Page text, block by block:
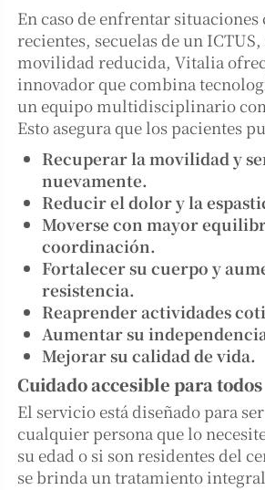
En caso de enfrentar
recientes, secuelas de un
movilidad reducida, Vitalia
innovador que combina
un equipo multidisciplinario
Esto asegura que los pacientes
Recuperar la movilidad y
nuevamente.
Reducir el dolor y la
Moverse con mayor
coordinación.
Fortalecer su cuerpo y
resistencia.
Reaprender actividades
Aumentar su
Mejorar su calidad de vida.
Cuidado accesible para todos
El servicio está diseñado para
cualquier persona que lo
su edad o si son residentes del
se brinda un tratamiento